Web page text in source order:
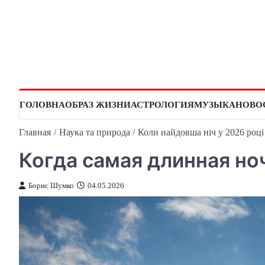
ГОЛОВНАОБРАЗ ЖИЗНИАСТРОЛОГИЯМУЗЫКА
Главная Наука та природа Коли найдовша ніч у 2026
Когда самая длинная
Борис Шумко 04.05.2026